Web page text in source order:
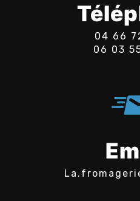
04 66
06 03